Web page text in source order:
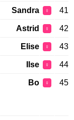
41
♀
Sandra
42
♀
Astrid
43
♀
Elise
44
♀
Ilse
45
♀
Bo